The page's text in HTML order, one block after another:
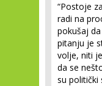
“Postoje
radi na
pokušaj
pitanju je
volje, niti
da se
su politički